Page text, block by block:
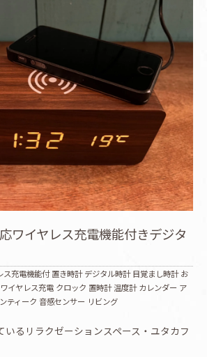
ワイヤレス充電機能付きデジタ
充電機能付 置き時計 デジタル時計 目覚まし時計 お
イヤレス充電 クロック 置時計 温度計 カレンダー ア
ティーク 音感センサー リビング
いるリラクゼーションスペース・ユタカフ